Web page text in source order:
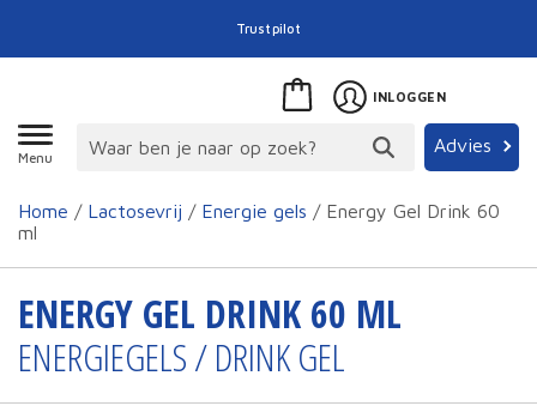
Trustpilot
Menu
Advies
INLOGGEN
Home / Lactosevrij / Energie gels / Energy Gel Drink 60
ml
ENERGY GEL DRINK 60 ML
ENERGIEGELS / DRINK GEL